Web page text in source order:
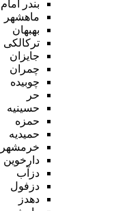
بندر
ماهشهر
بهبهان
ترکالکی
جایزان
چمران
چوبیده
حر
حسینیه
حمزه
حمیدیه
خرمشهر
دارخوین
دزآب
دزفول
دهدز